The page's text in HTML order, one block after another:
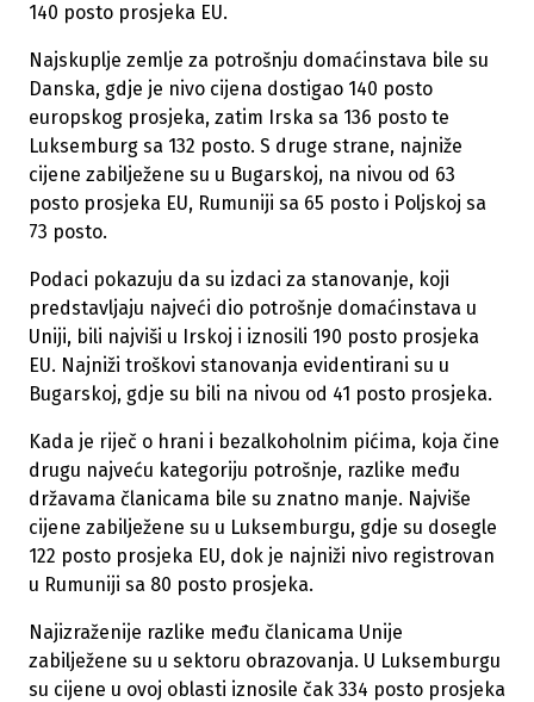
140 posto prosjeka EU.
Najskuplje zemlje za potrošnju domaćinstava bile su
Danska, gdje je nivo cijena dostigao 140 posto
europskog prosjeka, zatim Irska sa 136 posto te
Luksemburg sa 132 posto. S druge strane, najniže
cijene zabilježene su u Bugarskoj, na nivou od 63
posto prosjeka EU, Rumuniji sa 65 posto i Poljskoj sa
73 posto.
Podaci pokazuju da su izdaci za stanovanje, koji
predstavljaju najveći dio potrošnje domaćinstava u
Uniji, bili najviši u Irskoj i iznosili 190 posto prosjeka
EU. Najniži troškovi stanovanja evidentirani su u
Bugarskoj, gdje su bili na nivou od 41 posto prosjeka.
Kada je riječ o hrani i bezalkoholnim pićima, koja čine
drugu najveću kategoriju potrošnje, razlike među
državama članicama bile su znatno manje. Najviše
cijene zabilježene su u Luksemburgu, gdje su dosegle
122 posto prosjeka EU, dok je najniži nivo registrovan
u Rumuniji sa 80 posto prosjeka.
Najizraženije razlike među članicama Unije
zabilježene su u sektoru obrazovanja. U Luksemburgu
su cijene u ovoj oblasti iznosile čak 334 posto prosjeka